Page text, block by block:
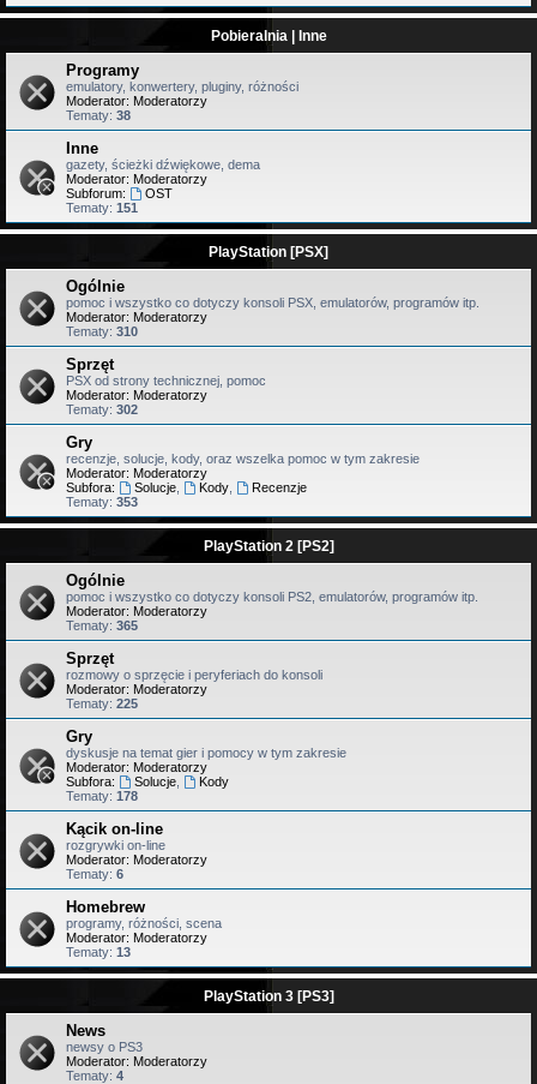
Pobieralnia | Inne
Programy
emulatory, konwertery, pluginy, różności
Moderator: Moderatorzy
Tematy: 38
Inne
gazety, ścieżki dźwiękowe, dema
Moderator: Moderatorzy
Subforum:
OST
Tematy: 151
PlayStation [PSX]
Ogólnie
pomoc i wszystko co dotyczy konsoli PSX, emulatorów, programów itp.
Moderator: Moderatorzy
Tematy: 310
Sprzęt
PSX od strony technicznej, pomoc
Moderator: Moderatorzy
Tematy: 302
Gry
recenzje, solucje, kody, oraz wszelka pomoc w tym zakresie
Moderator: Moderatorzy
Subfora:
Solucje, Kody,
Recenzje
Tematy: 353
PlayStation 2 [PS2]
Ogólnie
pomoc i wszystko co dotyczy konsoli PS2, emulatorów, programów itp.
Moderator: Moderatorzy
Tematy: 365
Sprzęt
rozmowy o sprzęcie i peryferiach do konsoli
Moderator: Moderatorzy
Tematy: 225
Gry
dyskusje na temat gier i pomocy w tym zakresie
Moderator: Moderatorzy
Subfora:
Solucje,
Kody
Tematy: 178
Kącik on-line
rozgrywki on-line
Moderator: Moderatorzy
Tematy: 6
Homebrew
programy, różności, scena
Moderator: Moderatorzy
Tematy: 13
PlayStation 3 [PS3]
News
newsy o PS3
Moderator: Moderatorzy
Tematy: 4